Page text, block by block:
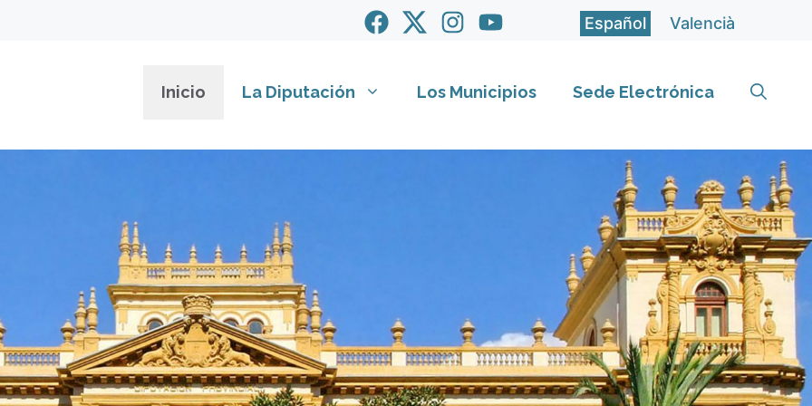
Español Valencià
Inicio La Diputación Los Municipios Sede Electrónica